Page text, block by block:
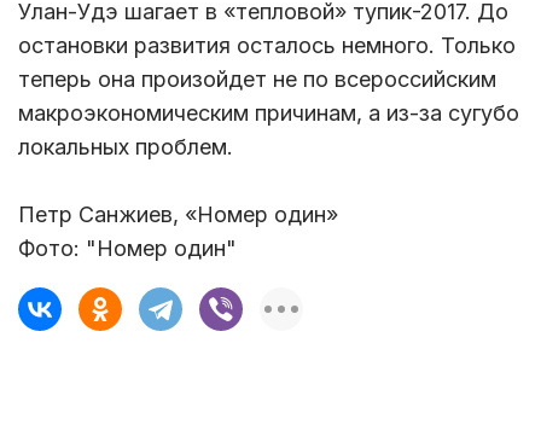
Улан-Удэ шагает в «тепловой» тупик-2017. До
остановки развития осталось немного. Только
теперь она произойдет не по всероссийским
макроэкономическим причинам, а из-за сугубо
локальных проблем.
Петр Санжиев, «Номер один»
Фото: "Номер один"